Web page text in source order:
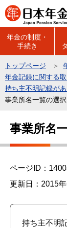
こ
の
の
先
頭
年金の制度・
手続き
トップページ
年金記録に関する
持ち主不明記録が
事業所名一覧の選
こ
事業所名
ページID：
更新日：2015年
持ち主不明